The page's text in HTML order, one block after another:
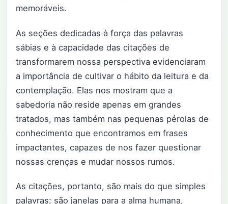
memoráveis.
As seções dedicadas à força das palavras
sábias e à capacidade das citações de
transformarem nossa perspectiva evidenciaram
a importância de cultivar o hábito da leitura e da
contemplação. Elas nos mostram que a
sabedoria não reside apenas em grandes
tratados, mas também nas pequenas pérolas de
conhecimento que encontramos em frases
impactantes, capazes de nos fazer questionar
nossas crenças e mudar nossos rumos.
As citações, portanto, são mais do que simples
palavras; são janelas para a alma humana,